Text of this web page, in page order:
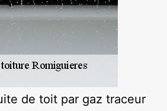
de toit par gaz traceur